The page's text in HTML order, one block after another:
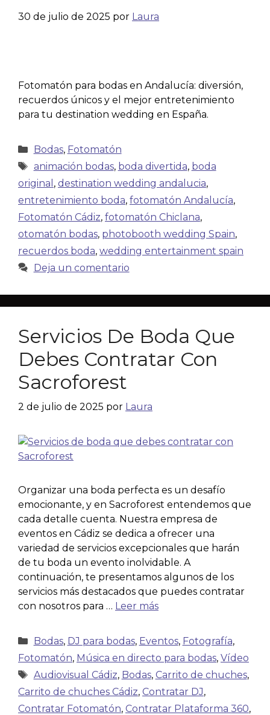
30 de julio de 2025 por Laura
Fotomatón para bodas en Andalucía: diversión,
recuerdos únicos y el mejor entretenimiento
para tu destination wedding en España.
Bodas, Fotomatón
animación bodas, boda divertida, boda
original , destination wedding andalucia,
entretenimiento boda, fotomatón Andalucía,
Fotomatón Cádiz, fotomatón Chiclana,
otomatón bodas, photobooth wedding Spain,
recuerdos boda, wedding entertainment spain
Deja un comentario
Servicios De Boda Que
Debes Contratar Con
Sacroforest
2 de julio de 2025 por Laura
Organizar una boda perfecta es un desafío
emocionante, y en Sacroforest entendemos que
cada detalle cuenta. Nuestra empresa de
eventos en Cádiz se dedica a ofrecer una
variedad de servicios excepcionales que harán
de tu boda un evento inolvidable. A
continuación, te presentamos algunos de los
servicios más destacados que puedes contratar
con nosotros para … Leer más
Bodas, DJ para bodas, Eventos, Fotografía,
Fotomatón, Música en directo para bodas, Vídeo
Audiovisual Cádiz, Bodas, Carrito de chuches,
Carrito de chuches Cádiz, Contratar DJ,
Contratar Fotomatón, Contratar Plataforma 360,